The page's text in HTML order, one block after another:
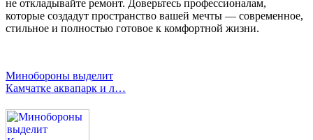
не откладывайте ремонт. Доверьтесь профессионалам,
которые создадут пространство вашей мечты — современное,
стильное и полностью готовое к комфортной жизни.
Минобороны выделит
Камчатке аквапарк и л…